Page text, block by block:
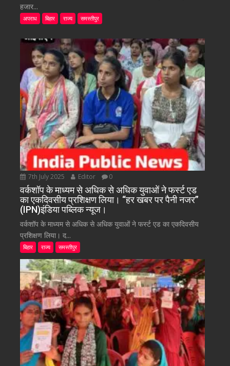
हजार...
अपराध बिहार राज्य समस्तीपुर
7th July 2025 Editor 0
वर्कशॉप के माध्यम से अधिक से अधिक युवाओं ने फर्स्ट एड
का एकदिवसीय प्रशिक्षण लिया। “हर खबर पर पैनी नजर”
(IPN)इंडिया पब्लिक न्यूज।
वर्कशॉप के माध्यम से अधिक से अधिक युवाओं ने फर्स्ट एड का एकदिवसीय
प्रशिक्षण लिया। द...
बिहार राज्य समस्तीपुर